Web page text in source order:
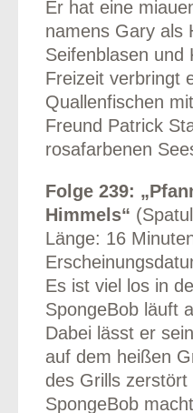
Er hat eine
namens Gary als
Seifenblasen und
Freizeit verbringt
Quallenfischen
Freund Patrick
rosafarbenen
Folge 239:
Himmels“
Länge: 16
Es ist viel los in
SpongeBob läuft
Dabei lässt er
auf dem heißen
des Grills zerstört
SpongeBob